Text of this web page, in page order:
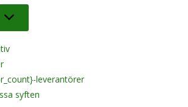
leverantörer
syften